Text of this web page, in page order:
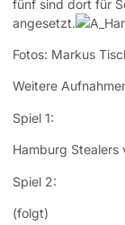
fünf sind dort für
angesetzt.
Fotos: Markus
Weitere
Spiel 1:
Hamburg Stealers
Spiel 2:
(folgt)